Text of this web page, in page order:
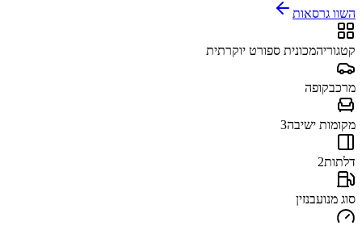
השוו גרסאות
קטגוריהמכונית ספורט יוקרתית
מרכבקופה
מקומות ישיבה3
דלתות2
סוג מנועבנזין